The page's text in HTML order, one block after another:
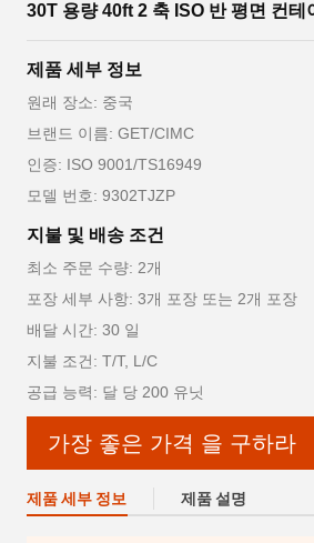
30T 용량 40ft 2 축 ISO 반 평면 컨테
제품 세부 정보
원래 장소: 중국
브랜드 이름: GET/CIMC
인증: ISO 9001/TS16949
모델 번호: 9302TJZP
지불 및 배송 조건
최소 주문 수량: 2개
포장 세부 사항: 3개 포장 또는 2개 포장
배달 시간: 30 일
지불 조건: T/T, L/C
공급 능력: 달 당 200 유닛
가장 좋은 가격 을 구하라
제품 세부 정보 제품 설명